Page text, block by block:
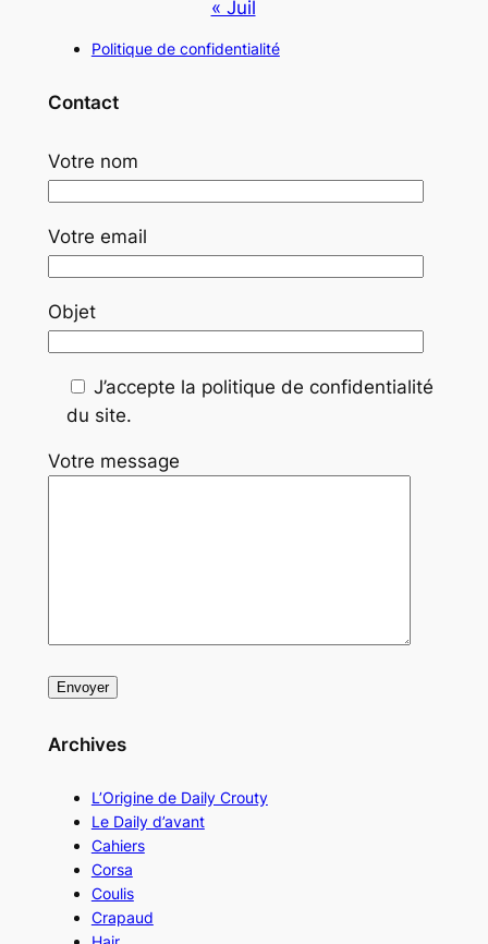
« Juil
Politique de confidentialité
Contact
Votre nom
Votre email
Objet
J’accepte la politique de confidentialité
du site.
Votre message
Archives
L’Origine de Daily Crouty
Le Daily d’avant
Cahiers
Corsa
Coulis
Crapaud